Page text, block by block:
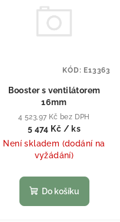
Booster s ventilátorem
16mm
4 523,97 Kč bez DPH
5 474 Kč / ks
Není skladem (dodání na
vyžádání)
Do košíku
KÓD: E13363